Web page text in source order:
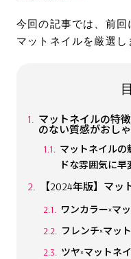
今回の記事では、前
マットネイルを厳選
マットネイルの特
のない質感がおし
マットネイル
ドな雰囲気に早
【2024年版】マッ
ワンカラー×マ
フレンチ×マッ
ツヤ×マットネ